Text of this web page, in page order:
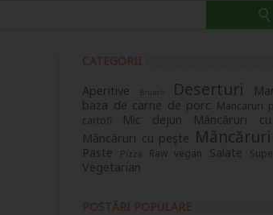
CATEGORII
Aperitive
Deserturi
baza de carne de porc Mancaruri
cartofi
Mic dejun
Mâncăruri
Mâncăruri cu peşte
Paste Pizza Raw vegan Salate
Vegetarian
POSTĂRI POPULARE